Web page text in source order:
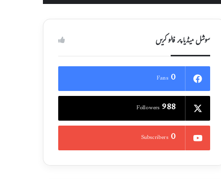
سوشل میڈیا پر فالو کریں
0
Fans
988
Followers
0
Subscribers